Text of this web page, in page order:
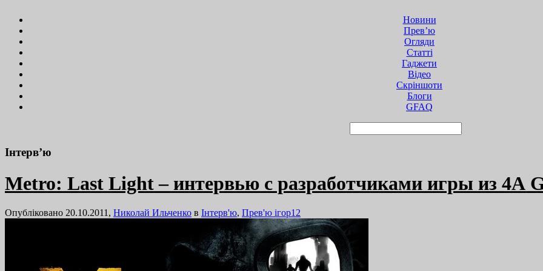
Новини
Прев’ю
Огляди
Статті
Гаджети
Відео
Cкріншоти
Блоги
GFAQ
Інтерв’ю
Metro: Last Light – интервью с разработчиками игры из 4А
Опубліковано 20.10.2011, Николай Ильченко в Інтерв'ю, Прев'ю ігор12